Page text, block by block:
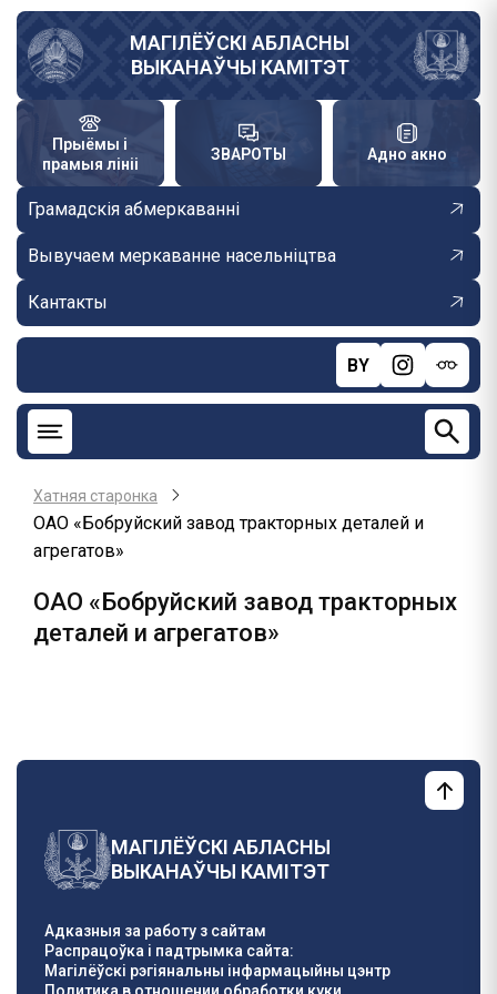
Skip
main
content
МАГІЛЁЎСКІ АБЛАСНЫ
ВЫКАНАЎЧЫ КАМІТЭТ
Прыёмы і
прамыя лініі
ЗВАРОТЫ Адно акно
Грамадскія абмеркаванні
Вывучаем меркаванне насельніцтва
Кантакты
BY
Хатняя старонка
ОАО «Бобруйский завод тракторных деталей и
агрегатов»
ОАО «Бобруйский завод тракторных
деталей и агрегатов»
МАГІЛЁЎСКІ АБЛАСНЫ
ВЫКАНАЎЧЫ КАМІТЭТ
Адказныя за работу з сайтам
Распрацоўка і падтрымка сайта:
Магілёўскі рэгіянальны інфармацыйны цэнтр